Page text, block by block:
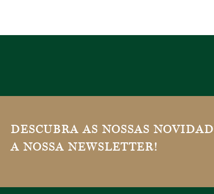
DESCUBRA AS NOSSAS
A NOSSA NEWSLETTER!